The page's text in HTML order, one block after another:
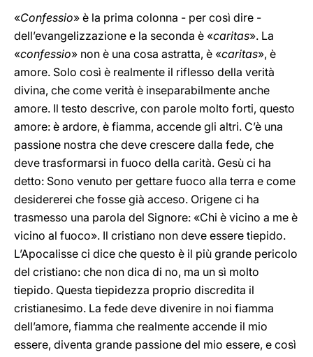
«Confessio» è la prima colonna - per così dire -
dell’evangelizzazione e la seconda è «caritas». La
«confessio» non è una cosa astratta, è «caritas», è
amore. Solo così è realmente il riflesso della verità
divina, che come verità è inseparabilmente anche
amore. Il testo descrive, con parole molto forti, questo
amore: è ardore, è fiamma, accende gli altri. C’è una
passione nostra che deve crescere dalla fede, che
deve trasformarsi in fuoco della carità. Gesù ci ha
detto: Sono venuto per gettare fuoco alla terra e come
desidererei che fosse già acceso. Origene ci ha
trasmesso una parola del Signore: «Chi è vicino a me è
vicino al fuoco». Il cristiano non deve essere tiepido.
L’Apocalisse ci dice che questo è il più grande pericolo
del cristiano: che non dica di no, ma un sì molto
tiepido. Questa tiepidezza proprio discredita il
cristianesimo. La fede deve divenire in noi fiamma
dell’amore, fiamma che realmente accende il mio
essere, diventa grande passione del mio essere, e così